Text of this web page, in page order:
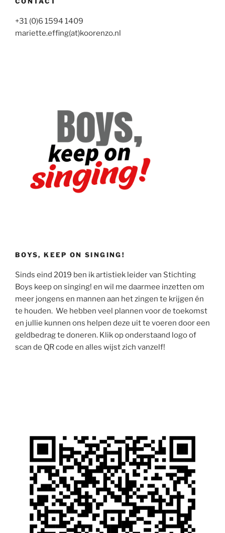
+31 (0)6 1594 1409
mariette.effing(at)koorenzo.nl
BOYS, KEEP ON SINGING!
Sinds eind 2019 ben ik artistiek leider van Stichting
Boys keep on singing! en wil me daarmee inzetten om
meer jongens en mannen aan het zingen te krijgen én
te houden. We hebben veel plannen voor de toekomst
en jullie kunnen ons helpen deze uit te voeren door een
geldbedrag te doneren. Klik op onderstaand logo of
scan de QR code en alles wijst zich vanzelf!